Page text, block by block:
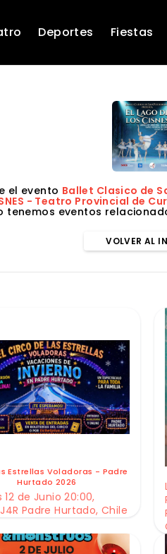
Deportes Fiestas
el evento Ballet Clasico de
- Teatro Provincial de
tenemos eventos
VOLVER AL
Estrellas Voladoras - Padre
Hurtado 2026
12 de Junio 20:00,
Padre Hurtado, Chile